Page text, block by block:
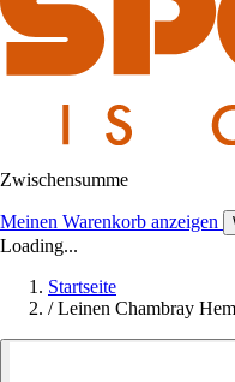
Zwischensumme
Meinen Warenkorb anzeigen
Loading...
Startseite
/ Leinen Chambray